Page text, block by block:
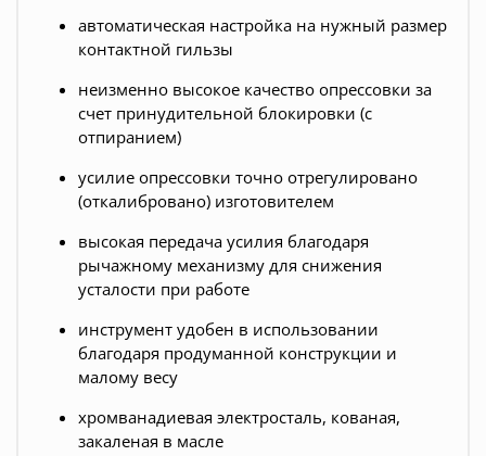
автоматическая настройка на нужный размер
контактной гильзы
неизменно высокое качество опрессовки за
счет принудительной блокировки (с
отпиранием)
усилие опрессовки точно отрегулировано
(откалибровано) изготовителем
высокая передача усилия благодаря
рычажному механизму для снижения
усталости при работе
инструмент удобен в использовании
благодаря продуманной конструкции и
малому весу
хромванадиевая электросталь, кованая,
закаленая в масле